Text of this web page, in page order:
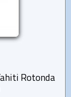
Rotonda